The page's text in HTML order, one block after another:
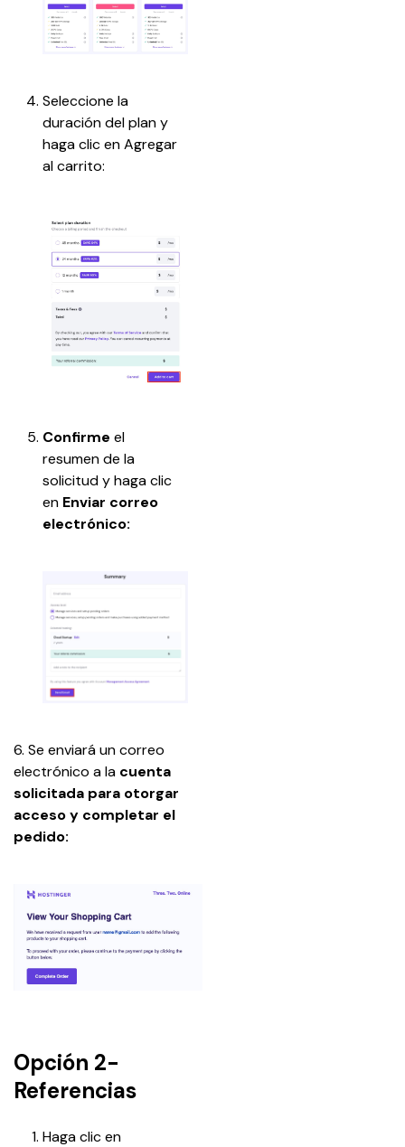
Seleccione la
duración del plan y
haga clic en Agregar
al carrito:
Confirme el
resumen de la
solicitud y haga clic
en Enviar correo
electrónico:
6. Se enviará un correo
electrónico a la cuenta
solicitada para otorgar
accesoy completar el
pedido:
Opción 2-
Referencias
Haga clic en